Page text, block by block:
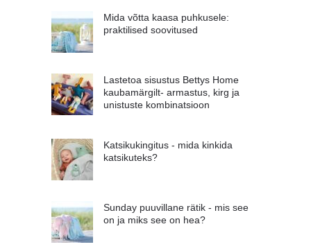
Mida võtta kaasa puhkusele:
praktilised soovitused
Lastetoa sisustus Bettys Home
kaubamärgilt- armastus, kirg ja
unistuste kombinatsioon
Katsikukingitus - mida kinkida
katsikuteks?
Sunday puuvillane rätik - mis see
on ja miks see on hea?